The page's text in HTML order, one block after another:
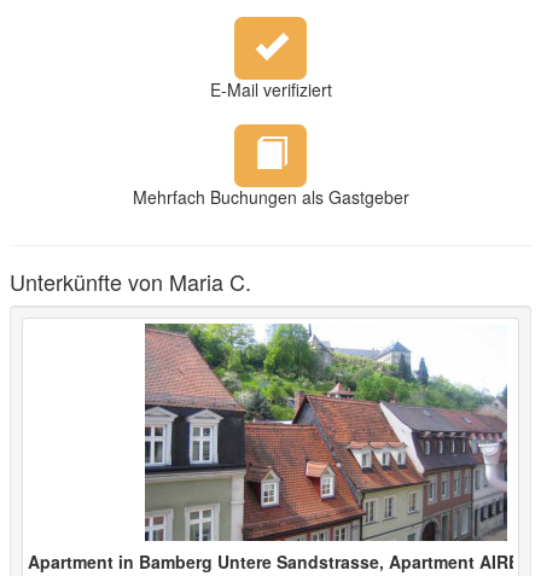
E-Mail verifiziert
Mehrfach Buchungen als Gastgeber
Unterkünfte von Maria C.
Apartment in Bamberg Untere Sandstrasse, Apartment AIRE